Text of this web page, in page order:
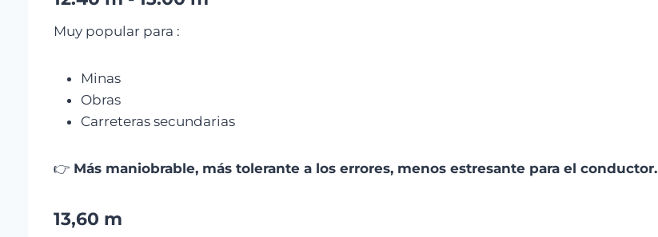
Muy popular para :
Minas
Obras
Carreteras secundarias
👉 Más maniobrable, más tolerante a los errores, menos estresante para el conductor.
13,60 m